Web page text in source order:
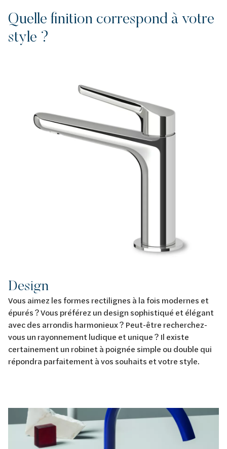
Quelle finition correspond à votre
style ?
Design
Vous aimez les formes rectilignes à la fois modernes et
épurés ? Vous préférez un design sophistiqué et élégant
avec des arrondis harmonieux ? Peut-être recherchez-
vous un rayonnement ludique et unique ? Il existe
certainement un robinet à poignée simple ou double qui
répondra parfaitement à vos souhaits et votre style.